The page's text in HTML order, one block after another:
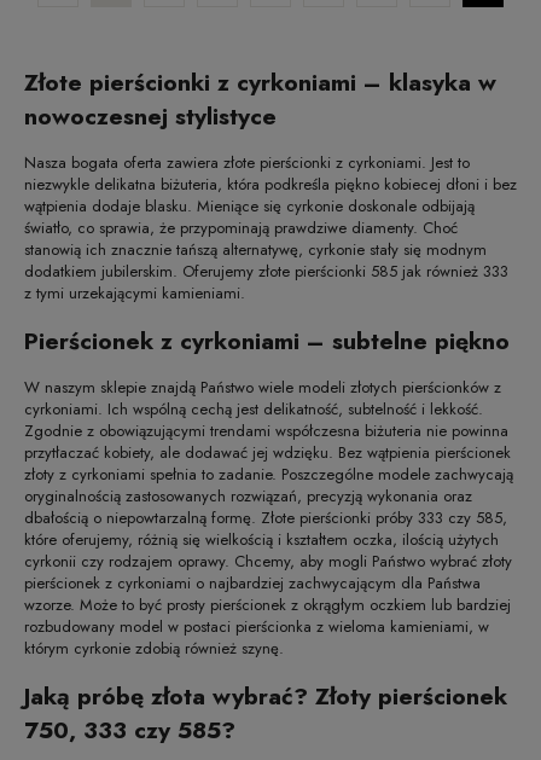
Złote pierścionki z cyrkoniami – klasyka w
nowoczesnej stylistyce
Nasza bogata oferta zawiera złote pierścionki z cyrkoniami. Jest to
niezwykle delikatna biżuteria, która podkreśla piękno kobiecej dłoni i bez
wątpienia dodaje blasku. Mieniące się cyrkonie doskonale odbijają
światło, co sprawia, że przypominają prawdziwe diamenty. Choć
stanowią ich znacznie tańszą alternatywę, cyrkonie stały się modnym
dodatkiem jubilerskim. Oferujemy złote pierścionki 585 jak również 333
z tymi urzekającymi kamieniami.
Pierścionek z cyrkoniami – subtelne piękno
W naszym sklepie znajdą Państwo wiele modeli złotych pierścionków z
cyrkoniami. Ich wspólną cechą jest delikatność, subtelność i lekkość.
Zgodnie z obowiązującymi trendami współczesna biżuteria nie powinna
przytłaczać kobiety, ale dodawać jej wdzięku. Bez wątpienia pierścionek
złoty z cyrkoniami spełnia to zadanie. Poszczególne modele zachwycają
oryginalnością zastosowanych rozwiązań, precyzją wykonania oraz
dbałością o niepowtarzalną formę. Złote pierścionki próby 333 czy 585,
które oferujemy, różnią się wielkością i kształtem oczka, ilością użytych
cyrkonii czy rodzajem oprawy. Chcemy, aby mogli Państwo wybrać złoty
pierścionek z cyrkoniami o najbardziej zachwycającym dla Państwa
wzorze. Może to być prosty pierścionek z okrągłym oczkiem lub bardziej
rozbudowany model w postaci pierścionka z wieloma kamieniami, w
którym cyrkonie zdobią również szynę.
Jaką próbę złota wybrać? Złoty pierścionek
750, 333 czy 585?